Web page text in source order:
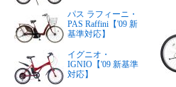
パス ラフィーニ・
PAS Raffini【'09 新
基準対応】
イグニオ・
IGNIO【'09 新基準
対応】